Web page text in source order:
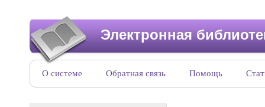
Электронная
О системе Обратная связь Помощь